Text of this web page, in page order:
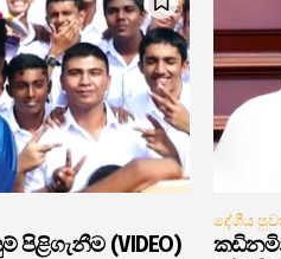
(VIDEO)
දේශීය